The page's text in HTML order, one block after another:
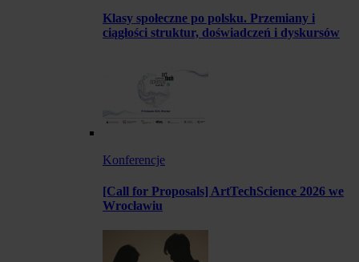
Klasy społeczne po polsku. Przemiany i
ciągłości struktur, doświadczeń i dyskursów
Konferencje
[Call for Proposals] ArtTechScience 2026 we
Wrocławiu